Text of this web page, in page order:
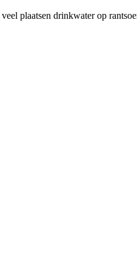
plaatsen drinkwater op